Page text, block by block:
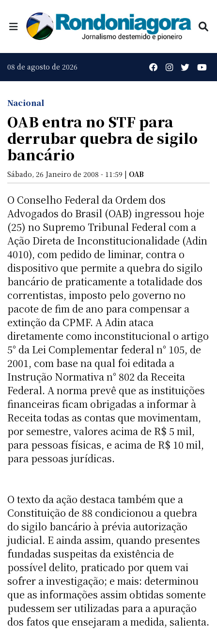
08 de agosto de 2026
Nacional
OAB entra no STF para
derrubar quebra de sigilo
bancário
Sábado, 26 Janeiro de 2008 - 11:59 | OAB
O Conselho Federal da Ordem dos
Advogados do Brasil (OAB) ingressou hoje
(25) no Supremo Tribunal Federal com a
Ação Direta de Inconstitucionalidade (Adin
4010), com pedido de liminar, contra o
dispositivo que permite a quebra do sigilo
bancário de praticamente a totalidade dos
correntistas, imposto pelo governo no
pacote de fim de ano para compensar a
extinção da CPMF. A Adin ataca
diretamente como inconstitucional o artigo
5° da Lei Complementar federal n° 105, de
2001, com base na qual foi editada a
Instrução Normativa n° 802 da Receita
Federal. A norma prevê que as instituições
financeiras ficam obrigadas a informar à
Receita todas as contas que movimentam,
por semestre, valores acima de R$ 5 mil,
para pessoas físicas, e acima de R$ 10 mil,
para pessoas jurídicas.
O texto da ação destaca também que a
Constituição de 88 condicionou a quebra
do sigilo bancário à prévia autorização
judicial. E ainda assim, quando presentes
fundadas suspeitas da existência de
possível delito, praticado por quem vai
sofrer a investigação; e mais: determinou
que as informações assim obtidas somente
pudessem ser utilizadas para a apuração
dos fatos que ensejaram a medida, salienta.